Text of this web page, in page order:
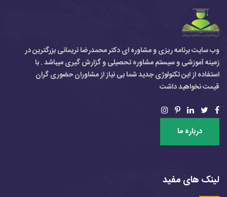
وب سایت برنامه ریزی و مشاوره ای دکتر محمدرضا نریمانی بزرگترین در
زمینه آموزشی و سیستم مشاوره تحصیلی و گزارش گیری میباشد . با
استفاده از این تکنولوژی جدید شما بی نیاز از مشاوران حضوری گران
قیمت نخواهید داشت
درباره ما
لینک های مفید